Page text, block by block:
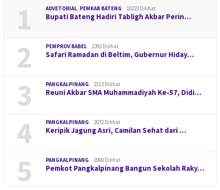
1 ADVETORIAL, PEMKAB BATENG 10223 Dilihat
Bupati Bateng Hadiri Tabligh Akbar Perin…
2 PEMPROV BABEL 2392 Dilihat
Safari Ramadan di Beltim, Gubernur Hiday…
3 PANGKALPINANG 2113 Dilihat
Reuni Akbar SMA Muhammadiyah Ke-57, Didi…
4 PANGKALPINANG 2072 Dilihat
Keripik Jagung Asri, Camilan Sehat dari …
5 PANGKALPINANG 2069 Dilihat
Pemkot Pangkalpinang Bangun Sekolah Raky…